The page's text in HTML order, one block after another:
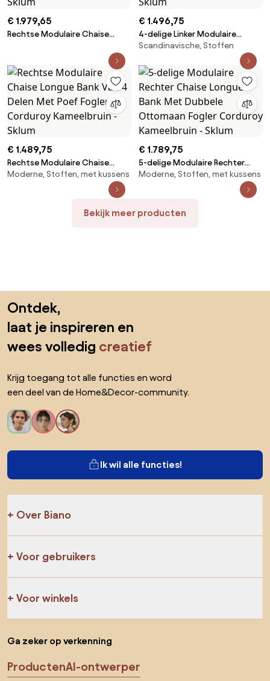
€ 1.979,65
Rechtse Modulaire Chaise
Kameelbruin - Sklum
€ 1.496,75
4-delige Linker Modulaire
Chaise Longue Bank In Bouclé
Boucléstof - Sklum
Scandinavische, Stoffen
€ 1.489,75
Rechtse Modulaire Chaise
Longue Bank Van 4 Delen Met
Moderne, Stoffen, met kussens
€ 1.789,75
5-delige Modulaire Rechter
Chaise Longue Bank Met
Dubbele Ottomaan Fogler
Corduroy Kameelbruin - Sklum
Moderne, Stoffen, met kussens
Bekijk meer producten
Ontdek,
laat je inspireren en
wees volledig creatief
Krijg toegang tot alle functies en word
een deel van de Home&Decor-community.
Ik wil alle functies!
Over Biano
Voor gebruikers
Voor winkels
Ga zeker op verkenning
ProductenAI-ontwerper